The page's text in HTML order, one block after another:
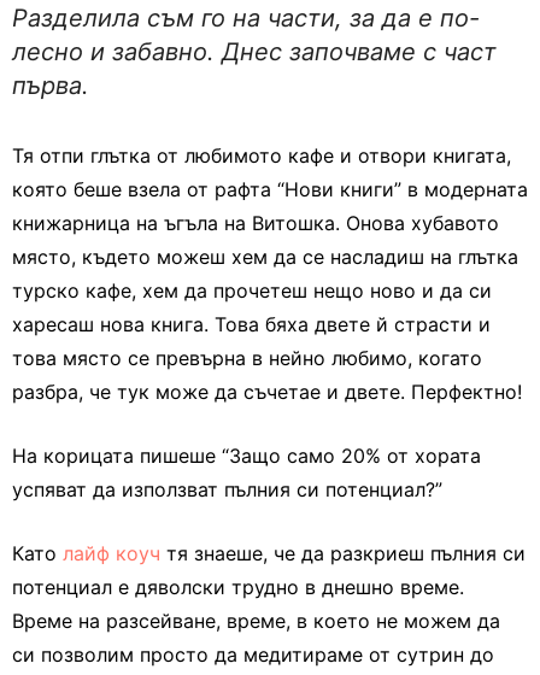
Разделила съм го на части, за да е по-
лесно и забавно. Днес започваме с част
първа.
Тя отпи глътка от любимото кафе и отвори книгата,
която беше взела от рафта “Нови книги” в модерната
книжарница на ъгъла на Витошка. Онова хубавото
място, където можеш хем да се насладиш на глътка
турско кафе, хем да прочетеш нещо ново и да си
харесаш нова книга. Това бяха двете й страсти и
това място се превърна в нейно любимо, когато
разбра, че тук може да съчетае и двете. Перфектно!
На корицата пишеше “Защо само 20% от хората
успяват да използват пълния си потенциал?”
Като лайф коуч тя знаеше, че да разкриеш пълния си
потенциал е дяволски трудно в днешно време.
Време на разсейване, време, в което не можем да
си позволим просто да медитираме от сутрин до